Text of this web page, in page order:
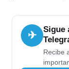
✈
Sigue
Recibe